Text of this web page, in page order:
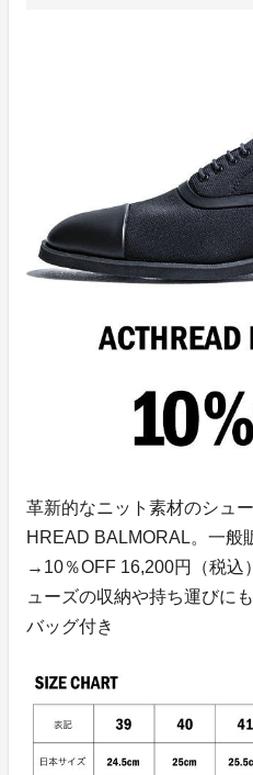
革新的なニット素材のシュ
HREAD BALMORAL。一般
→10％OFF 16,200円（税
ューズの収納や持ち運びに
バッグ付き